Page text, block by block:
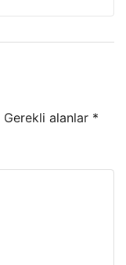
Gerekli alanlar *